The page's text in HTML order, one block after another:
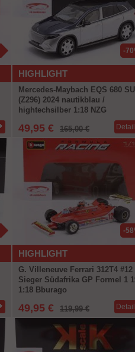
HIGHLIGHT
-
Mercedes-Maybach EQS 680
(Z296) 2024 nautikblau /
hightechsilber 1:18 NZG
49,95 € 165,00 €
HIGHLIGHT
-
G. Villeneuve Ferrari 312T4 #12
Sieger Südafrika GP Formel 1
1:18 Bburago
49,95 € 119,99 €